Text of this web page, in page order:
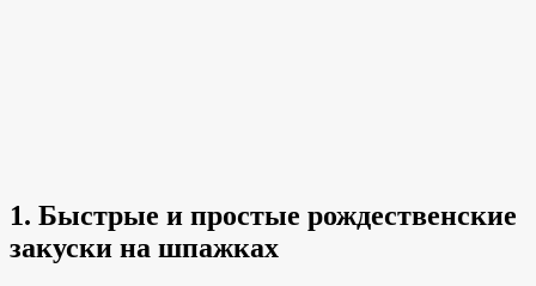
1. Быстрые и простые рождественские
закуски на шпажках